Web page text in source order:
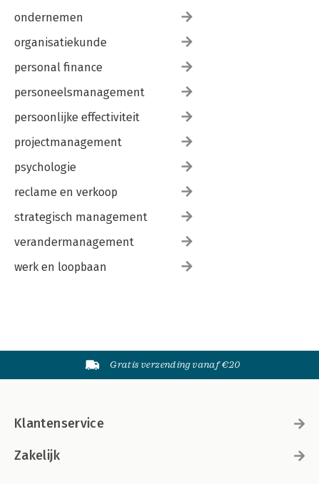
ondernemen
organisatiekunde
personal finance
personeelsmanagement
persoonlijke effectiviteit
projectmanagement
psychologie
reclame en verkoop
strategisch management
verandermanagement
werk en loopbaan
Gratis verzending vanaf €20
Klantenservice
Zakelijk